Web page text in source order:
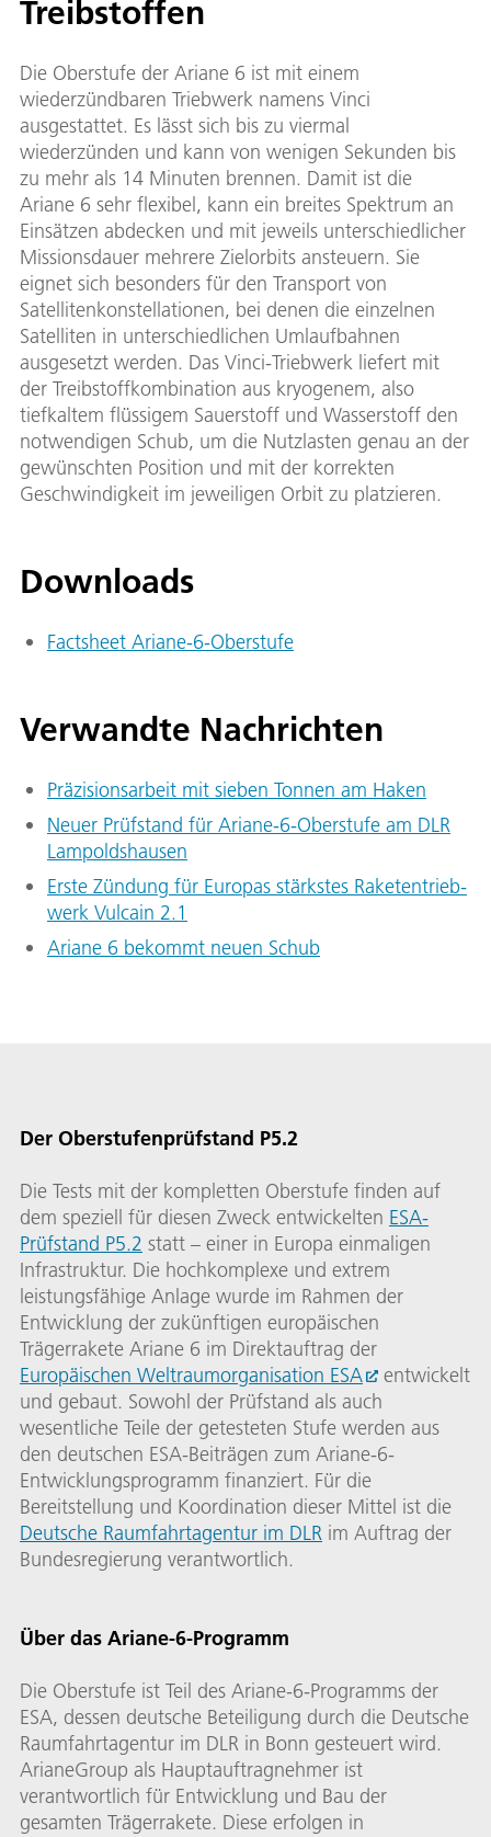
Treibstoffen
Die Oberstufe der Ariane 6 ist mit einem
wiederzündbaren Triebwerk namens Vinci
ausgestattet. Es lässt sich bis zu viermal
wiederzünden und kann von wenigen Sekunden bis
zu mehr als 14 Minuten brennen. Damit ist die
Ariane 6 sehr flexibel, kann ein breites Spektrum an
Einsätzen abdecken und mit jeweils unterschiedlicher
Missionsdauer mehrere Zielorbits ansteuern. Sie
eignet sich besonders für den Transport von
Satellitenkonstellationen, bei denen die einzelnen
Satelliten in unterschiedlichen Umlaufbahnen
ausgesetzt werden. Das Vinci-Triebwerk liefert mit
der Treibstoffkombination aus kryogenem, also
tiefkaltem flüssigem Sauerstoff und Wasserstoff den
notwendigen Schub, um die Nutzlasten genau an der
gewünschten Position und mit der korrekten
Geschwindigkeit im jeweiligen Orbit zu platzieren.
Downloads
Factsheet Ariane-6-Oberstufe
Verwandte Nachrichten
Prä­zi­si­ons­ar­beit mit sie­ben Ton­nen am Ha­ken
Neu­er Prüf­stand für Aria­ne-6-Ober­stu­fe am DLR
Lam­polds­hau­sen
Ers­te Zün­dung für Eu­ro­pas stärks­tes Ra­ke­ten­trieb­
werk Vul­cain 2.1
Aria­ne 6 be­kommt neu­en Schub
Der Oberstufenprüfstand P5.2
Die Tests mit der kompletten Oberstufe finden auf
dem speziell für diesen Zweck entwickelten ESA-
Prüfstand P5.2 statt – einer in Europa einmaligen
Infrastruktur. Die hochkomplexe und extrem
leistungsfähige Anlage wurde im Rahmen der
Entwicklung der zukünftigen europäischen
Trägerrakete Ariane 6 im Direktauftrag der
Europäischen Weltraumorganisation ESA
entwickelt
und gebaut. Sowohl der Prüfstand als auch
wesentliche Teile der getesteten Stufe werden aus
den deutschen ESA-Beiträgen zum Ariane-6-
Entwicklungsprogramm finanziert. Für die
Bereitstellung und Koordination dieser Mittel ist die
Deutsche Raumfahrtagentur im DLR im Auftrag der
Bundesregierung verantwortlich.
Über das Ariane-6-Programm
Die Oberstufe ist Teil des Ariane-6-Programms der
ESA, dessen deutsche Beteiligung durch die Deutsche
Raumfahrtagentur im DLR in Bonn gesteuert wird.
ArianeGroup als Hauptauftragnehmer ist
verantwortlich für Entwicklung und Bau der
gesamten Trägerrakete. Diese erfolgen in